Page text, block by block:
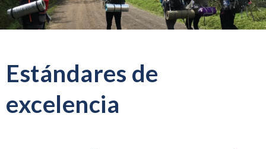
Estándares de
excelencia